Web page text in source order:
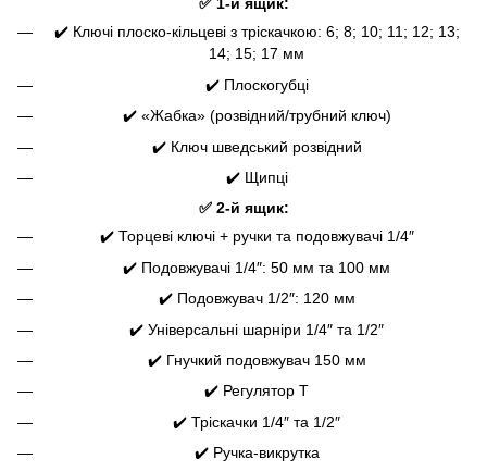
✅ 1-й ящик:
✔️ Ключі плоско-кільцеві з тріскачкою: 6; 8; 10; 11; 12; 13;
14; 15; 17 мм
✔️ Плоскогубці
✔️ «Жабка» (розвідний/трубний ключ)
✔️ Ключ шведський розвідний
✔️ Щипці
✅ 2-й ящик:
✔️ Торцеві ключі + ручки та подовжувачі 1/4″
✔️ Подовжувачі 1/4″: 50 мм та 100 мм
✔️ Подовжувач 1/2″: 120 мм
✔️ Універсальні шарніри 1/4″ та 1/2″
✔️ Гнучкий подовжувач 150 мм
✔️ Регулятор Т
✔️ Тріскачки 1/4″ та 1/2″
✔️ Ручка-викрутка